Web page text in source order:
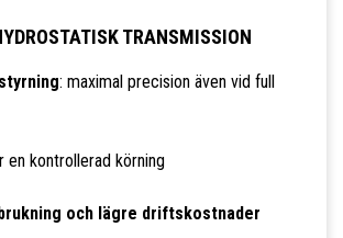
TRANSMISSION
: maximal precision även vid full
en kontrollerad körning
och lägre driftskostnader